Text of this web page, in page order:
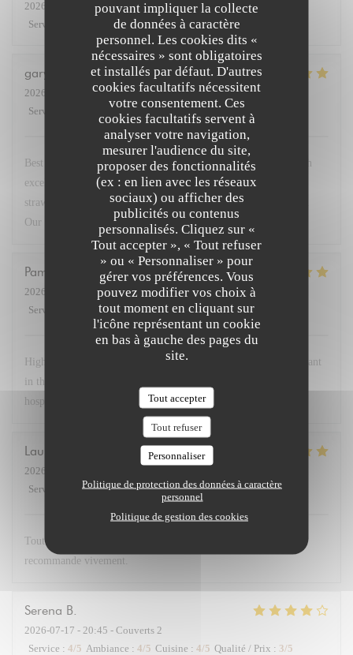
pouvant impliquer la collecte
de données à caractère
personnel. Les cookies dits «
nécessaires » sont obligatoires
et installés par défaut. D'autres
cookies facultatifs nécessitent
votre consentement. Ces
cookies facultatifs servent à
analyser votre navigation,
mesurer l'audience du site,
proposer des fonctionnalités
(ex : en lien avec les réseaux
sociaux) ou afficher des
publicités ou contenus
personnalisés. Cliquez sur «
Tout accepter », « Tout refuser
» ou « Personnaliser » pour
gérer vos préférences. Vous
pouvez modifier vos choix à
tout moment en cliquant sur
l'icône représentant un cookie
en bas à gauche des pages du
site.
Tout accepter
Tout refuser
Personnaliser
Politique de protection des données à caractère
personnel
Politique de gestion des cookies
2026-07-27
- 19:30 - Couverts 3
Service
Ambiance : 5/5 Cuisine : 4/5 Qualité / Prix
gary
2026-07-23
- 19:30 - Couverts 2
Service
Ambiance: /5 Cuisine: 5/5 Qualité / Prix
Best restaurant in Paris so good we came 4 times this week. Fish
excellent. Steak with dauphinoise potato. Superb. Deserts
strawberries and lemon brûlée with peach in cognac sensational.
Our go to when in Paris. Service very friendly.
Pamela
2026-07-23
- 19:45 - Couverts 3
Service
Ambiance: 5/5 Cuisine : 5/5 Qualité / Prix
Highly recommend Chex Gabrielle! A small chef owned restaurant
in the 17th near the Arc. Lovely room, delicious food and great
hospitality! Bravo!
Laurent
2026-07-21
Service
Ambiance: 5/5 Cuisine: 5/5 Qualité / Prix: 4
Tout était parfait : accueil charmant et plats délicieux. Je
recommande vivement.
Serena B
2026-07-17 - 20:45 - Couverts 2
Service : 4/5 Ambiance : 4/5 Cuisine : 4/5 Qualité / Prix : 3/5